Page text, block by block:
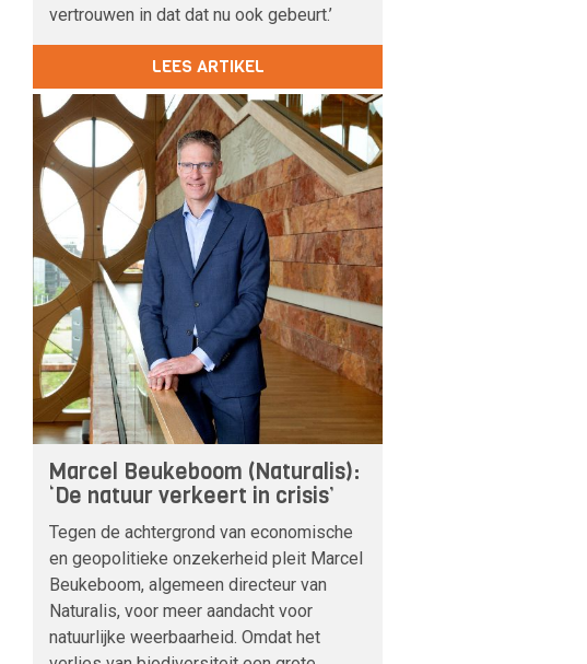
vertrouwen in dat dat nu ook gebeurt.’
LEES ARTIKEL
Marcel Beukeboom (Naturalis):
‘De natuur verkeert in crisis’
Tegen de achtergrond van economische
en geopolitieke onzekerheid pleit Marcel
Beukeboom, algemeen directeur van
Naturalis, voor meer aandacht voor
natuurlijke weerbaarheid. Omdat het